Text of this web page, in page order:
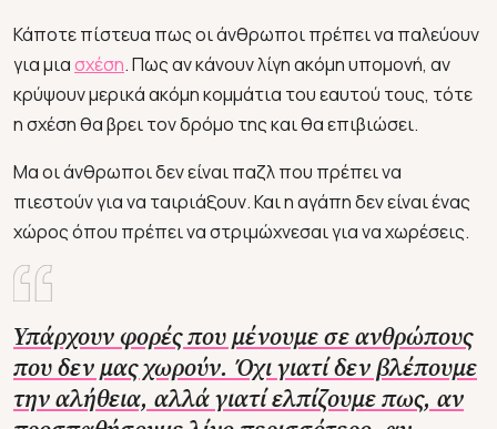
Κάποτε πίστευα πως οι άνθρωποι πρέπει να παλεύουν
για μιασχέση. Πως αν κάνουν λίγη ακόμη υπομονή, αν
κρύψουν μερικά ακόμη κομμάτια του εαυτού τους, τότε
η σχέση θα βρει τον δρόμο της και θα επιβιώσει.
Μα οι άνθρωποι δεν είναι παζλ που πρέπει να
πιεστούν για να ταιριάξουν. Και η αγάπη δεν είναι ένας
χώρος όπου πρέπει να στριμώχνεσαι για να χωρέσεις.
Υπάρχουν φορές που μένουμε σε ανθρώπους
που δεν μας χωρούν. Όχι γιατί δεν βλέπουμε
την αλήθεια, αλλά γιατί ελπίζουμε πως, αν